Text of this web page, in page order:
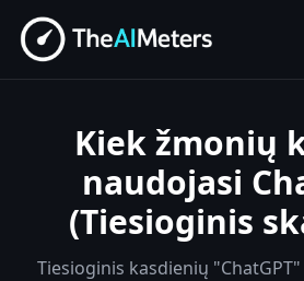
Kiek žmonių
naudojasi
(Tiesioginis
Tiesioginis kasdienių